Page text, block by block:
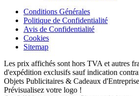
Conditions Générales
Politique de Confidentialité
Avis de Confidentialité
Cookies
Sitemap
Les prix affichés sont hors TVA et autres
d'expédition exclusifs sauf indication
Objets Publicitaires & Cadeaux
Prévisualisez votre logo !